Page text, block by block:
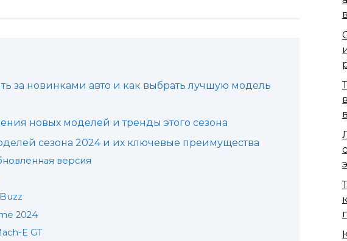
за новинками авто и как выбрать лучшую модель
новых моделей и тренды этого сезона
сезона 2024 и их ключевые преимущества
версия
2024
E GT